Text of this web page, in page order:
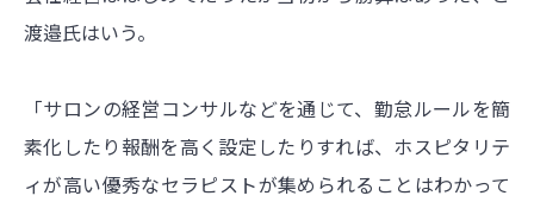
渡邉氏はいう。
「サロンの経営コンサルなどを通じて、勤怠ルールを簡
素化したり報酬を高く設定したりすれば、ホスピタリテ
ィが高い優秀なセラピストが集められることはわかって